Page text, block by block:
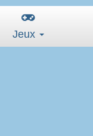
Jeux